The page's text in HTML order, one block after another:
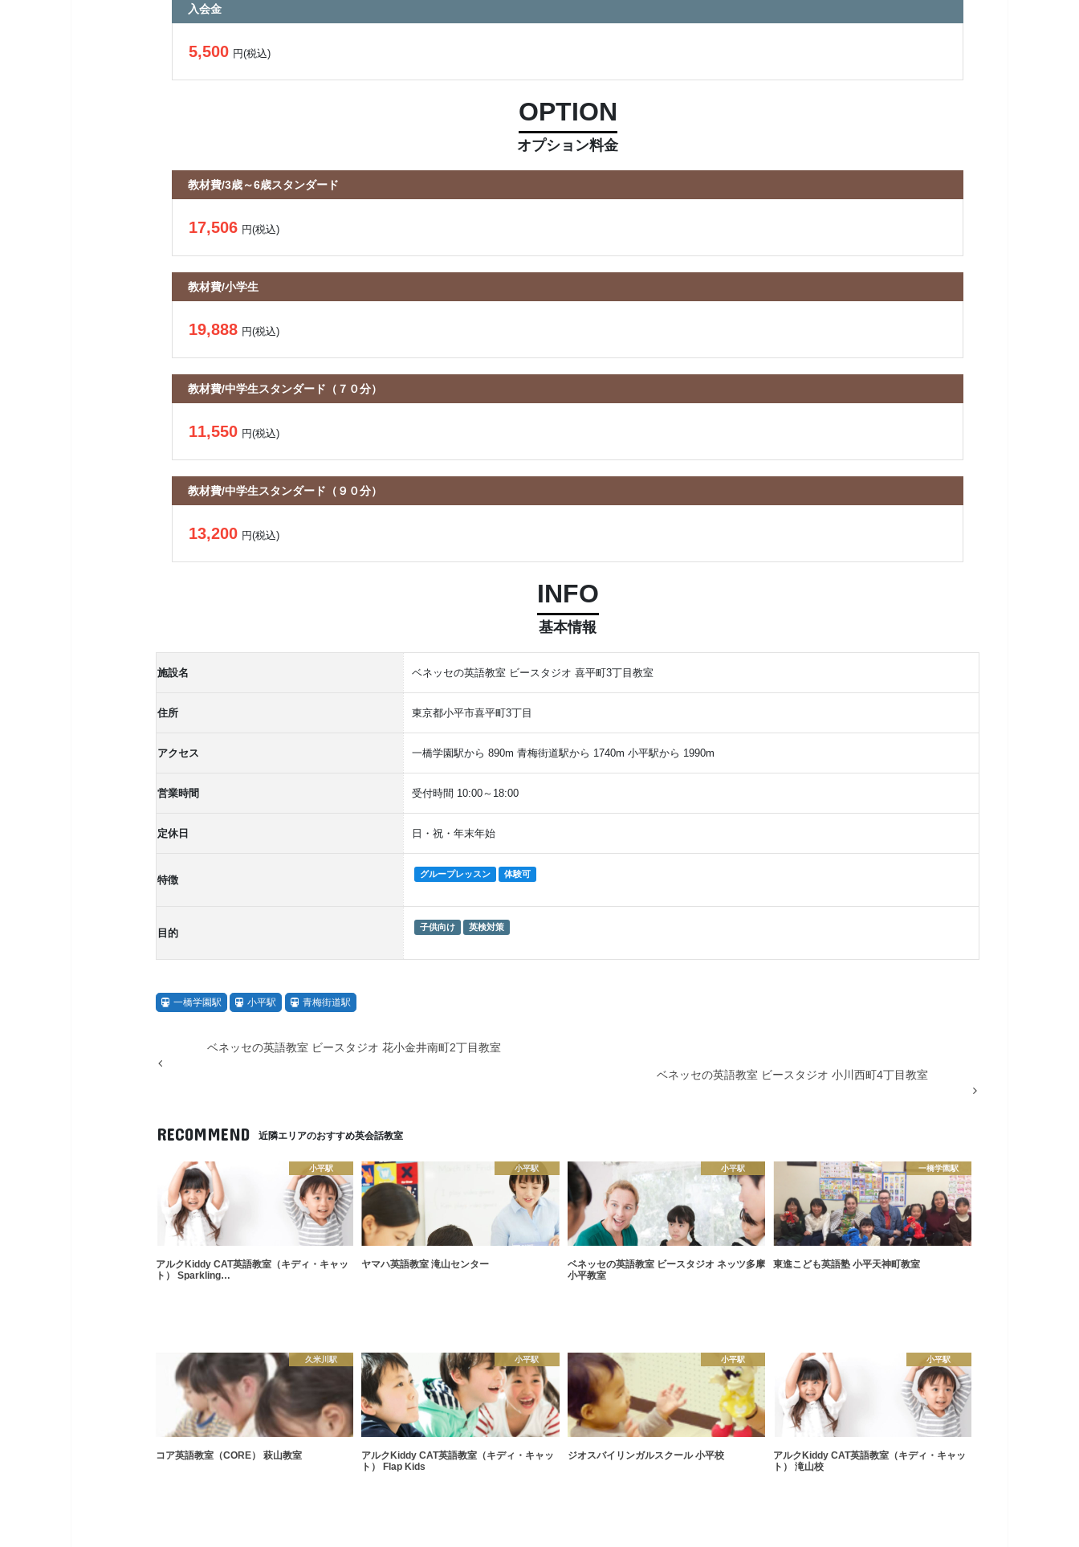
入会金
5,500 円(税込)
OPTION
オプション料金
教材費/3歳～6歳スタンダード
17,506 円(税込)
教材費/小学生
19,888 円(税込)
教材費/中学生スタンダード（７０分）
11,550 円(税込)
教材費/中学生スタンダード（９０分）
13,200 円(税込)
INFO
基本情報
施設名 ベネッセの英語教室 ビースタジオ 喜平町3丁目教室
住所 東京都小平市喜平町3丁目
アクセス 一橋学園駅から 890m 青梅街道駅から 1740m 小平駅から 1990m
営業時間 受付時間 10:00～18:00
定休日 日・祝・年末年始
特徴 グループレッスン 体験可
目的 子供向け 英検対策
一橋学園駅 小平駅 青梅街道駅
ベネッセの英語教室 ビースタジオ 花小金井南町2丁目教室
ベネッセの英語教室 ビースタジオ 小川西町4丁目教室
RECOMMEND 近隣エリアのおすすめ英会話教室
小平駅
アルクKiddy CAT英語教室（キディ・キャッ
ト） Sparkling…
小平駅
ヤマハ英語教室 滝山センター
小平駅
ベネッセの英語教室 ビースタジオ ネッツ多摩
小平教室
一橋学園駅
東進こども英語塾 小平天神町教室
久米川駅
コア英語教室（CORE） 萩山教室
小平駅
アルクKiddy CAT英語教室（キディ・キャッ
ト） Flap Kids
小平駅
ジオスバイリンガルスクール 小平校
小平駅
アルクKiddy CAT英語教室（キディ・キャッ
ト） 滝山校